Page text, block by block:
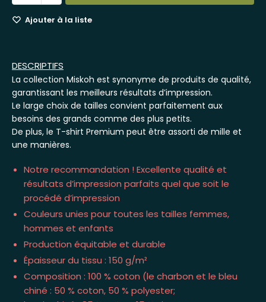
Ajouter à la liste
DESCRIPTIFS
La collection Miskoh est synonyme de produits de qualité,
garantissant les meilleurs résultats d’impression.
Le large choix de tailles convient parfaitement aux
besoins des grands comme des plus petits.
De plus, le T-shirt Premium peut être assorti de mille et
une manières.
Notre recommandation ! Excellente qualité et
résultats d’impression parfaits quel que soit le
procédé d’impression
Couleurs unies pour toutes les tailles femmes,
hommes et enfants
Production équitable et durable
Épaisseur du tissu : 150 g/m²
Composition : 100 % coton (le charbon et le bleu
chiné : 50 % coton, 50 % polyester;